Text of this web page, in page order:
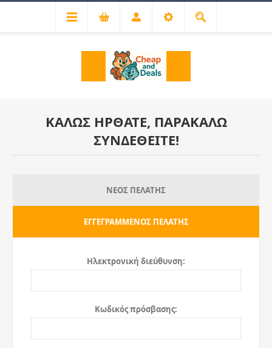
ΚΑΛΏΣ ΉΡΘΑΤΕ, ΠΑΡΑΚΑΛΏ
ΣΥΝΔΕΘΕΊΤΕ!
ΝΈΟΣ ΠΕΛΆΤΗΣ
ΕΓΓΕΓΡΑΜΜΈΝΟΣ ΠΕΛΆΤΗΣ
Ηλεκτρονική διεύθυνση:
Κωδικός πρόσβασης: